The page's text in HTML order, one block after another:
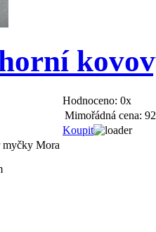
Mora
Hodnoceno: 0x
Mimořádná cena:
Koupit